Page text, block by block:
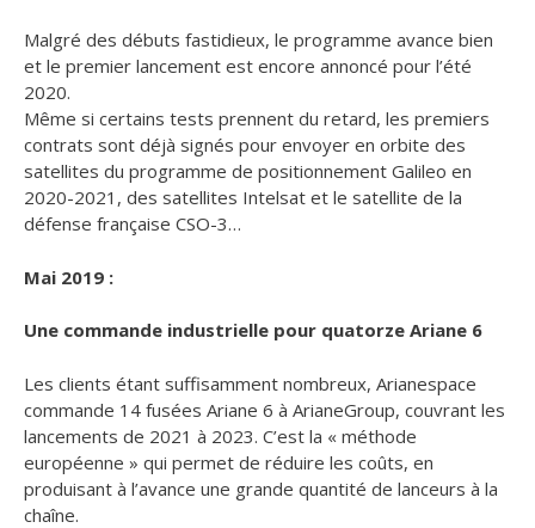
Malgré des débuts fastidieux, le programme avance bien
et le premier lancement est encore annoncé pour l’été
2020.
Même si certains tests prennent du retard, les premiers
contrats sont déjà signés pour envoyer en orbite des
satellites du programme de positionnement Galileo en
2020-2021, des satellites Intelsat et le satellite de la
défense française CSO-3…
Mai 2019 :
Une commande industrielle pour quatorze Ariane 6
Les clients étant suffisamment nombreux, Arianespace
commande 14 fusées Ariane 6 à ArianeGroup, couvrant les
lancements de 2021 à 2023. C’est la « méthode
européenne » qui permet de réduire les coûts, en
produisant à l’avance une grande quantité de lanceurs à la
chaîne.